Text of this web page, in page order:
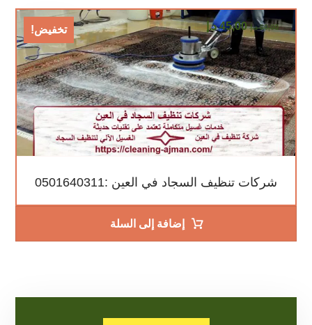
تخفيض!
شركات تنظيف السجاد في العين :0501640311
60,00 د.إ 45,00 د.إ
إضافة إلى السلة